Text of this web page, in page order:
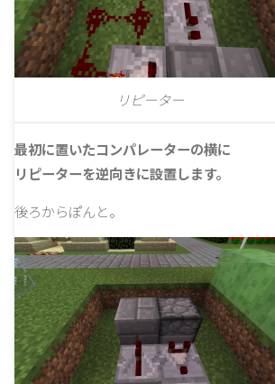
リピーター
最初に置いたコンパレーターの横に
リピーターを逆向きに設置します。
後ろからぽんと。